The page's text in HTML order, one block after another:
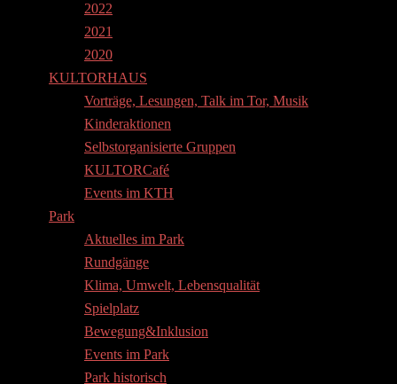
2022
2021
2020
KULTORHAUS
Vorträge, Lesungen, Talk im Tor, Musik
Kinderaktionen
Selbstorganisierte Gruppen
KULTORCafé
Events im KTH
Park
Aktuelles im Park
Rundgänge
Klima, Umwelt, Lebensqualität
Spielplatz
Bewegung&Inklusion
Events im Park
Park historisch